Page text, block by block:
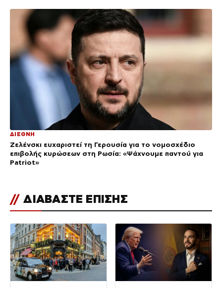
ΔΙΕΘΝΗ
Ζελένσκι ευχαριστεί τη Γερουσία για το νομοσχέδιο
επιβολής κυρώσεων στη Ρωσία: «Ψάχνουμε παντού για
Patriot»
// ΔΙΑΒΑΣΤΕ ΕΠΙΣΗΣ